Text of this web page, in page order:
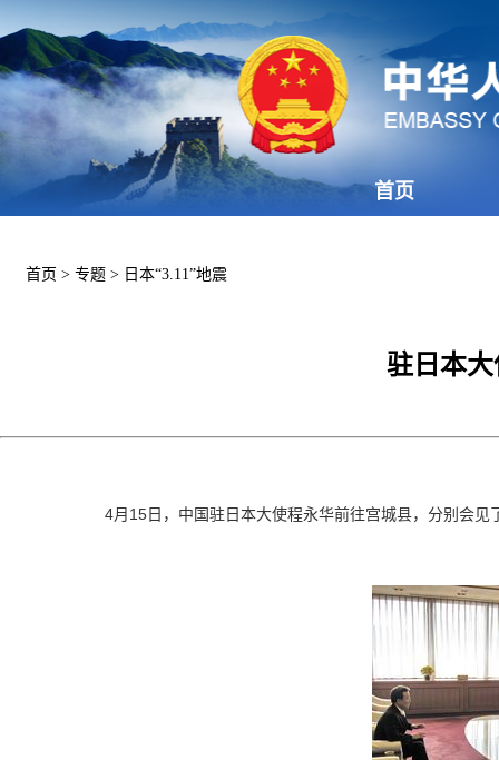
首页
首页 > 专题 > 日本“3.11”地震
驻日本
4月15日，中国驻日本大使程永华前往宫城县，分别会